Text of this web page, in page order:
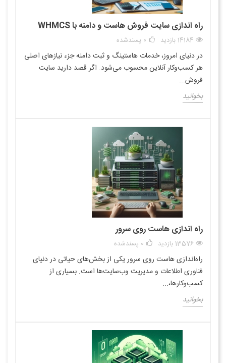
راه اندازی سایت فروش هاست و دامنه با WHMCS
14184 بازدید 0 پسندشده
در دنیای امروز، خدمات هاستینگ و ثبت دامنه جزء نیازهای اصلی
هر کسب‌وکار آنلاین محسوب می‌شود. اگر قصد دارید سایت
فروش...
بخوانید
راه اندازی هاست روی سرور
13576 بازدید 0 پسندشده
راه‌اندازی هاست روی سرور یکی از بخش‌های حیاتی در دنیای
فناوری اطلاعات و مدیریت وب‌سایت‌ها است. بسیاری از
کسب‌وکارها،...
بخوانید